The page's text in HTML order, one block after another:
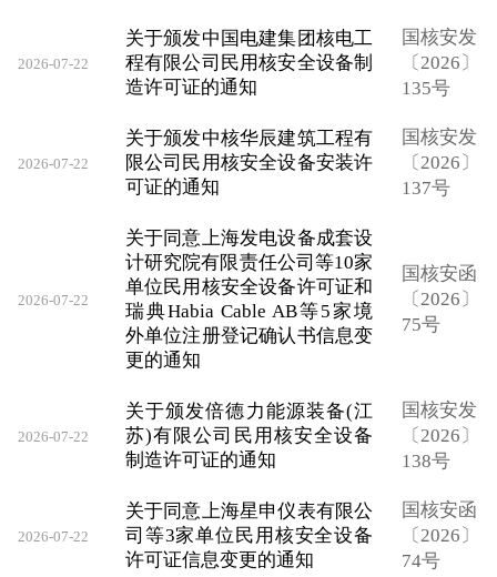
2026-07-22
关于颁发中国电建集团核电工
程有限公司民用核安全设备制
造许可证的通知
国核安发
〔2026〕
135号
2026-07-22
关于颁发中核华辰建筑工程有
限公司民用核安全设备安装许
可证的通知
国核安发
〔2026〕
137号
2026-07-22
关于同意上海发电设备成套设
计研究院有限责任公司等10家
单位民用核安全设备许可证和
瑞典Habia Cable AB等5家境
外单位注册登记确认书信息变
更的通知
国核安函
〔2026〕
75号
2026-07-22
关于颁发倍德力能源装备(江
苏)有限公司民用核安全设备
制造许可证的通知
国核安发
〔2026〕
138号
2026-07-22
关于同意上海星申仪表有限公
司等3家单位民用核安全设备
许可证信息变更的通知
国核安函
〔2026〕
74号